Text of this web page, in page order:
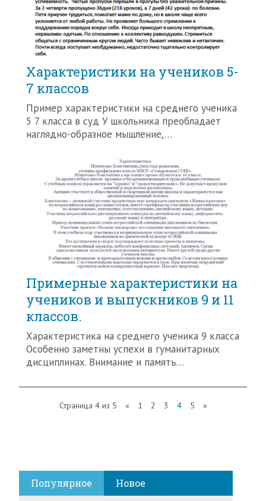
Характеристики на учеников 5-
7 классов
Пример характеристики на среднего ученика
5 7 класса в суд У школьника преобладает
наглядно-образное мышление,…
Примерные характеристики на
учеников и выпускников 9 и 11
классов.
Характеристика на среднего ученика 9 класса
Особенно заметны успехи в гуманитарных
дисциплинах. Внимание и память…
Страница 4 из 5 « 1 2 3 4 5 »
Популярное Новое